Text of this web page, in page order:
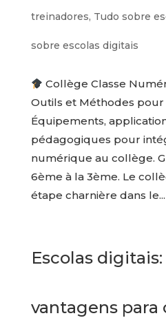
treinadores, Tudo sobre
sobre escolas digitais
Collège Classe
Outils et Méthodes
Équipements,
pédagogiques pour
numérique au collège.
6ème à la 3ème. Le
étape charnière dans le...
Escolas
vantagens para